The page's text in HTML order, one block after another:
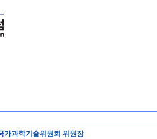
가과학기술위원회 위원장